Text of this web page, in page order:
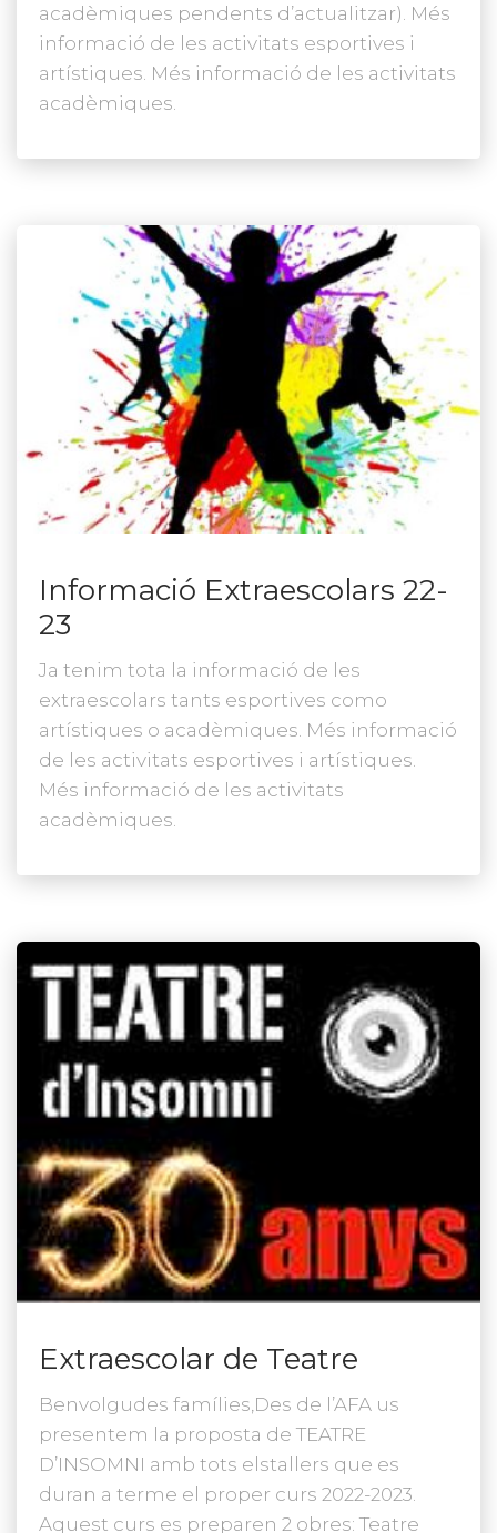
acadèmiques pendents d’actualitzar). Més
informació de les activitats esportives i
artístiques. Més informació de les activitats
acadèmiques.
Informació Extraescolars 22-
23
Ja tenim tota la informació de les
extraescolars tants esportives como
artístiques o acadèmiques. Més informació
de les activitats esportives i artístiques.
Més informació de les activitats
acadèmiques.
Extraescolar de Teatre
Benvolgudes famílies,Des de l’AFA us
presentem la proposta de TEATRE
D’INSOMNI amb tots elstallers que es
duran a terme el proper curs 2022-2023.
Aquest curs es preparen 2 obres: Teatre